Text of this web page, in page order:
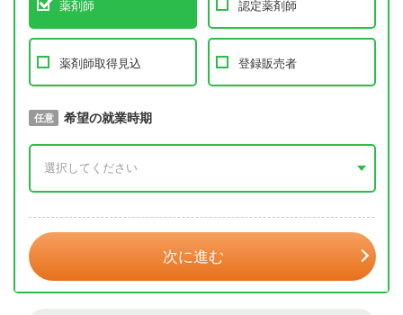
薬剤師 認定薬剤師
薬剤師取得見込 登録販売者
必須 取得予定年
任意 希望の就業時期
次に進む